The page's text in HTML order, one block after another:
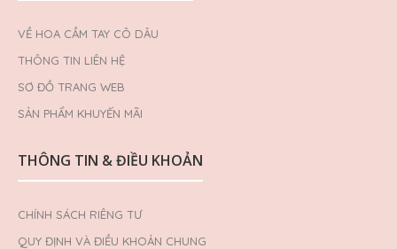
VỀ HOA CẦM TAY CÔ DÂU
THÔNG TIN LIÊN HỆ
SƠ ĐỒ TRANG WEB
SẢN PHẨM KHUYẾN MÃI
THÔNG TIN & ĐIỀU KHOẢN
CHÍNH SÁCH RIÊNG TƯ
QUY ĐỊNH VÀ ĐIỀU KHOẢN CHUNG